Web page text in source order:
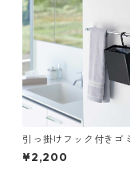
引っ掛けフック付きゴ
崎実業 tower タワー 引
られるゴミ箱 10220 ブ
¥2,200